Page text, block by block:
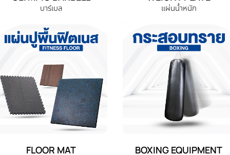
บาร์เบล แผ่นน้ำหนัก
FLOOR MAT BOXING EQUIPMENT